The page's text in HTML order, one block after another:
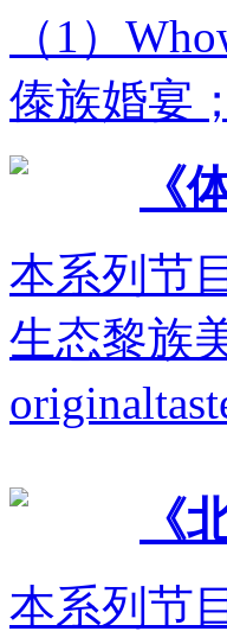
（1）
傣族婚宴
《
本系列节
生态黎族
《
本系列节